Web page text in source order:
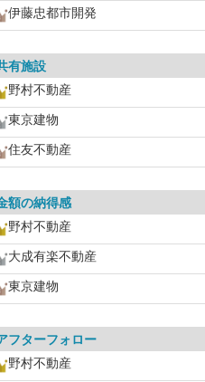
伊藤忠都市開発
有施設
野村不動産
東京建物
住友不動産
額の納得感
野村不動産
大成有楽不動産
東京建物
フターフォロー
野村不動産